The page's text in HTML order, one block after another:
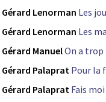
Gérard Lenorman Les
Gérard Lenorman Les
Gérard ManuelOn a
Gérard Palaprat Pour la
Gérard Palaprat Fais